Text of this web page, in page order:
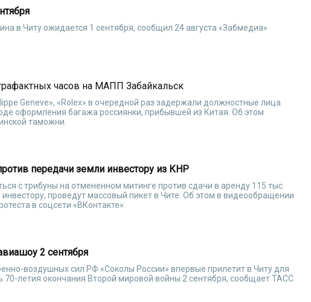
в Читу ожидается 1 сентября, сообщил 24 августа «Забмедиа»
часов на МАПП Забайкальск
Geneve», «Rolex» в очередной раз задержали должностные лица
оформления багажа россиянки, прибывшей из Китая. Об этом
таможни.
передачи земли инвестору из КНР
с трибуны на отмененном митинге против сдачи в аренду 115 тыс.
проведут массовый пикет в Чите. Об этом в видеообращении
в соцсети «ВКонтакте».
2 сентября
воздушных сил РФ «Соколы России» впервые прилетит в Читу для
70-летия окончания Второй мировой войны 2 сентября, сообщает ТАСС.